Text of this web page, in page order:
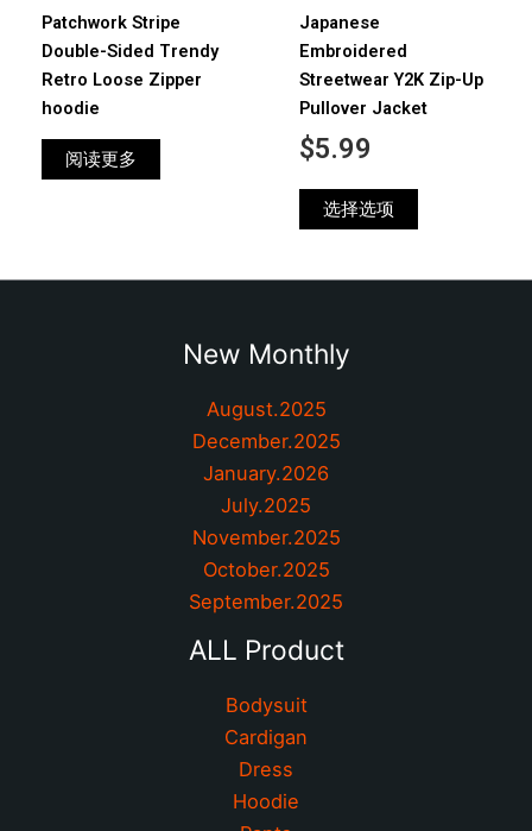
Patchwork Stripe
Double-Sided Trendy
Retro Loose Zipper
hoodie
阅读更多
Japanese
Embroidered
Streetwear Y2K Zip-Up
Pullover Jacket
$5.99
选择选项
品
页
择
些
New Monthly
August.2025
December.2025
January.2026
July.2025
November.2025
October.2025
September.2025
ALL Product
Bodysuit
Cardigan
Dress
Hoodie